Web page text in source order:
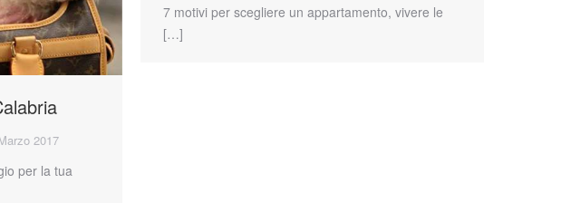
7 motivi per scegliere un appartamento, vivere le
[…]
2017
per la tua